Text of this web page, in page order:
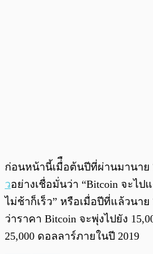
ก่อนหน้านี้เมื่ือต้นปีที่ผ่านมานาย
วอย่างเชื่อมั่นว่า “Bitcoin จะไป
ไม่ช้าก็เร็ว” หรือเมื่อปีที่แล้วนาย
ว่าราคา Bitcoin จะพุ่งไปยัง
25,000 ดอลลาร์ภายในปี 2019